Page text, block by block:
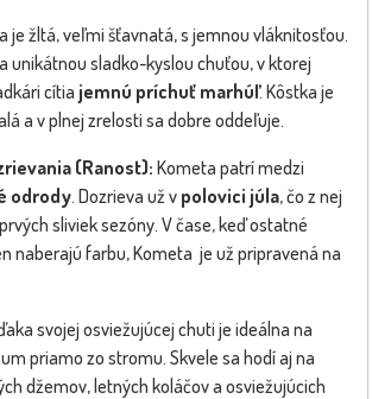
je žltá, veľmi šťavnatá, s jemnou vláknitosťou.
unikátnou sladko-kyslou chuťou, v ktorej
cítia jemnú príchuť marhúľ. Kôstka je
a v plnej zrelosti sa dobre oddeľuje.
(Ranost): Kometa patrí medzi
odrody. Dozrieva už v polovici júla, čo z nej
sliviek sezóny. V čase, keď ostatné
naberajú farbu, Kometa je už pripravená na
svojej osviežujúcej chuti je ideálna na
priamo zo stromu. Skvele sa hodí aj na
džemov, letných koláčov a osviežujúcich